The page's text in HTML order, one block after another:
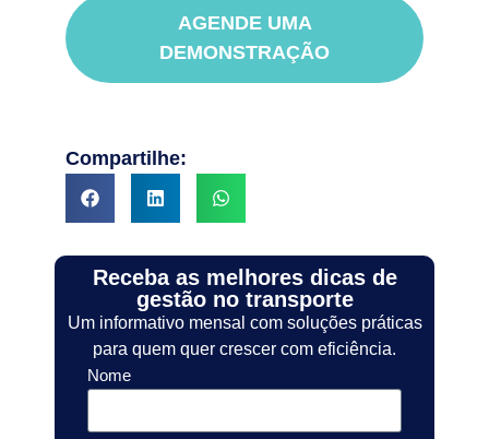
AGENDE UMA
DEMONSTRAÇÃO
Compartilhe:
Receba as melhores dicas de
gestão no transporte
Um informativo mensal com soluções práticas
para quem quer crescer com eficiência.
Nome